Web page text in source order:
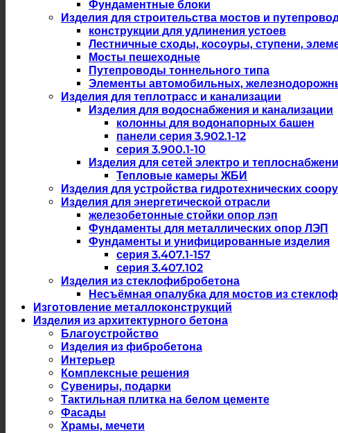
Фундаментные блоки
Изделия для строительства мостов и
конструкции для удлинения устоев
Лестничные сходы, косоуры, ступени,
Мосты пешеходные
Путепроводы тоннельного типа
Элементы автомобильных,
Изделия для теплотрасс и канализации
Изделия для водоснабжения и канализации
колонны для водонапорных башен
панели серия 3.902.1-12
серия 3.900.1-10
Изделия для сетей электро и
Тепловые камеры ЖБИ
Изделия для устройства гидротехнических
Изделия для энергетической отрасли
железобетонные стойки опор лэп
Фундаменты для металлических опор ЛЭП
Фундаменты и унифицированные изделия
серия 3.407.1-157
серия 3.407.102
Изделия из стеклофибробетона
Несъёмная опалубка для мостов из
Изготовление металлоконструкций
Изделия из архитектурного бетона
Благоустройство
Изделия из фибробетона
Интерьер
Комплексные решения
Сувениры, подарки
Тактильная плитка на белом цементе
Фасады
Храмы, мечети